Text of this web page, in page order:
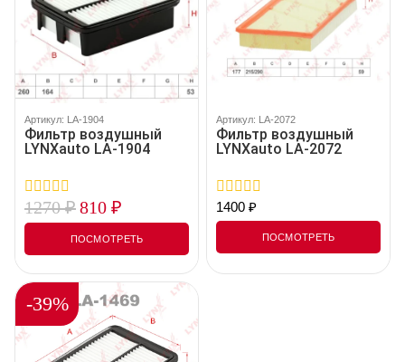
Артикул: LA-1904
Фильтр воздушный
LYNXauto LA-1904
0
out
5
1270₽810 ₽
ПОСМОТРЕТЬ
Артикул: LA-2072
Фильтр воздушный
LYNXauto LA-2072
0
out
5
1400 ₽
ПОСМОТРЕТЬ
-39%